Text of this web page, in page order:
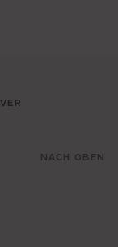
NACH OBEN